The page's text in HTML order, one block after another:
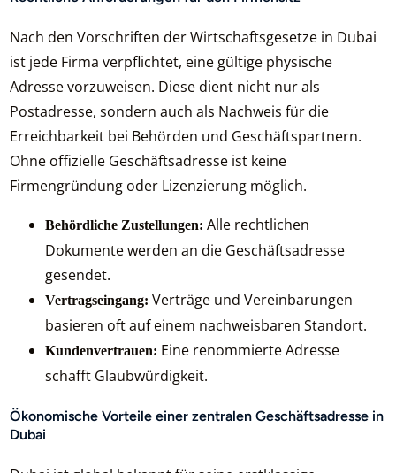
Nach den Vorschriften der Wirtschaftsgesetze in Dubai
ist jede Firma verpflichtet, eine gültige physische
Adresse vorzuweisen. Diese dient nicht nur als
Postadresse, sondern auch als Nachweis für die
Erreichbarkeit bei Behörden und Geschäftspartnern.
Ohne offizielle Geschäftsadresse ist keine
Firmengründung oder Lizenzierung möglich.
Behördliche Zustellungen: Alle rechtlichen
Dokumente werden an die Geschäftsadresse
gesendet.
Vertragseingang: Verträge und Vereinbarungen
basieren oft auf einem nachweisbaren Standort.
Kundenvertrauen: Eine renommierte Adresse
schafft Glaubwürdigkeit.
Ökonomische Vorteile einer zentralen Geschäftsadresse in
Dubai